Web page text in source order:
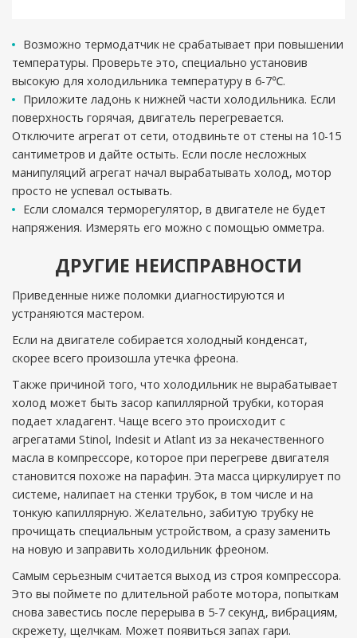
Возможно термодатчик не срабатывает при повышении
температуры. Проверьте это, специально установив
высокую для холодильника температуру в 6-7℃.
Приложите ладонь к нижней части холодильника. Если
поверхность горячая, двигатель перегревается.
Отключите агрегат от сети, отодвиньте от стены на 10-15
сантиметров и дайте остыть. Если после несложных
манипуляций агрегат начал вырабатывать холод, мотор
просто не успевал остывать.
Если сломался терморегулятор, в двигателе не будет
напряжения. Измерять его можно с помощью омметра.
ДРУГИЕ НЕИСПРАВНОСТИ
Приведенные ниже поломки диагностируются и
устраняются мастером.
Если на двигателе собирается холодный конденсат,
скорее всего произошла утечка фреона.
Также причиной того, что холодильник не вырабатывает
холод может быть засор капиллярной трубки, которая
подает хладагент. Чаще всего это происходит с
агрегатами Stinol, Indesit и Atlant из за некачественного
масла в компрессоре, которое при перегреве двигателя
становится похоже на парафин. Эта масса циркулирует по
системе, налипает на стенки трубок, в том числе и на
тонкую капиллярную. Желательно, забитую трубку не
прочищать специальным устройством, а сразу заменить
на новую и заправить холодильник фреоном.
Самым серьезным считается выход из строя компрессора.
Это вы поймете по длительной работе мотора, попыткам
снова завестись после перерыва в 5-7 секунд, вибрациям,
скрежету, щелчкам. Может появиться запах гари.